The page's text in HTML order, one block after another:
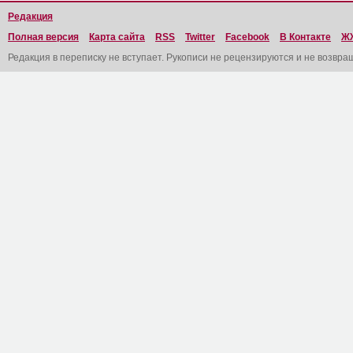
Редакция
Полная версия
Карта сайта RSS Twitter Facebook В Контакте
Редакция в переписку не вступает. Рукописи не рецензируются и не